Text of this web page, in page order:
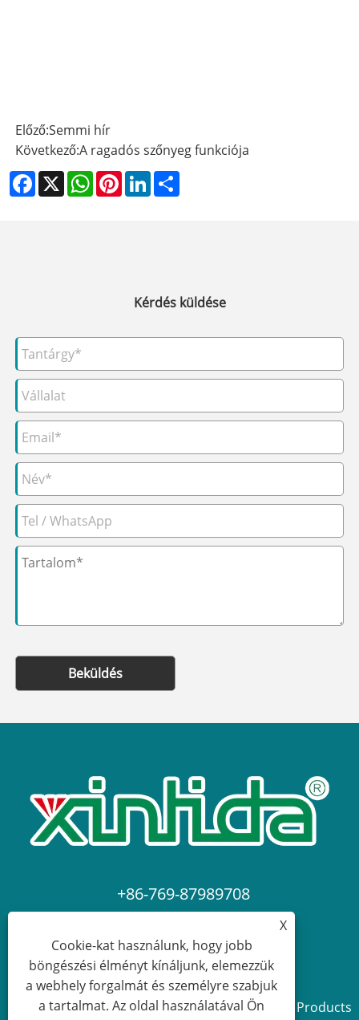
Előző:Semmi hír
Következő:A ragadós szőnyeg funkciója
Facebook
X WhatsApp
PinterestLinkedIn
Kérdés küldése
Beküldés
+86-769-87989708
Copyright © 2024 Dongguan Xin Lida Anti-Static Products
X
Cookie-kat használunk, hogy jobb
böngészési élményt kínáljunk, elemezzük
a webhely forgalmát és személyre szabjuk
a tartalmat. Az oldal használatával Ön